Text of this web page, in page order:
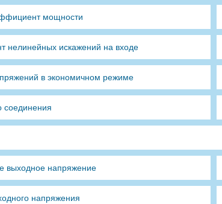
мощности
нелинейных искажений на входе
в экономичном режиме
соединения
выходное напряжение
напряжения